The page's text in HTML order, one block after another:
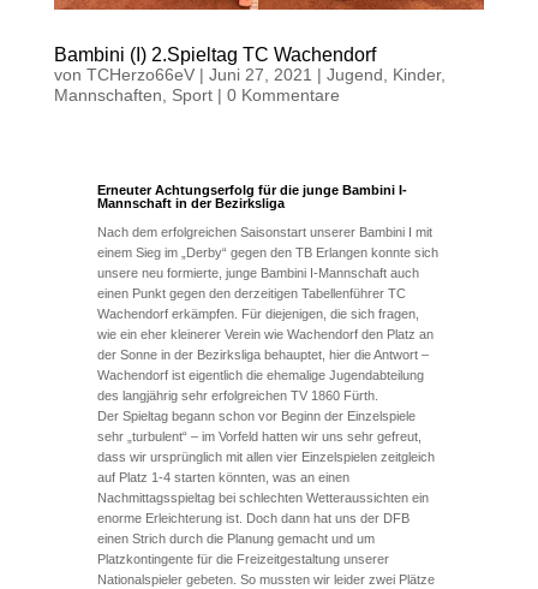
Bambini (I) 2.Spieltag TC Wachendorf
von TCHerzo66eV| Juni 27, 2021 | Jugend, Kinder,
Mannschaften, Sport| 0 Kommentare
Erneuter Achtungserfolg für die junge Bambini I-
Mannschaft in der Bezirksliga
Nach dem erfolgreichen Saisonstart unserer Bambini I mit
einem Sieg im „Derby“ gegen den TB Erlangen konnte sich
unsere neu formierte, junge Bambini I-Mannschaft auch
einen Punkt gegen den derzeitigen Tabellenführer TC
Wachendorf erkämpfen. Für diejenigen, die sich fragen,
wie ein eher kleinerer Verein wie Wachendorf den Platz an
der Sonne in der Bezirksliga behauptet, hier die Antwort –
Wachendorf ist eigentlich die ehemalige Jugendabteilung
des langjährig sehr erfolgreichen TV 1860 Fürth.
Der Spieltag begann schon vor Beginn der Einzelspiele
sehr „turbulent“ – im Vorfeld hatten wir uns sehr gefreut,
dass wir ursprünglich mit allen vier Einzelspielen zeitgleich
auf Platz 1-4 starten könnten, was an einen
Nachmittagsspieltag bei schlechten Wetteraussichten ein
enorme Erleichterung ist. Doch dann hat uns der DFB
einen Strich durch die Planung gemacht und um
Platzkontingente für die Freizeitgestaltung unserer
Nationalspieler gebeten. So mussten wir leider zwei Plätze